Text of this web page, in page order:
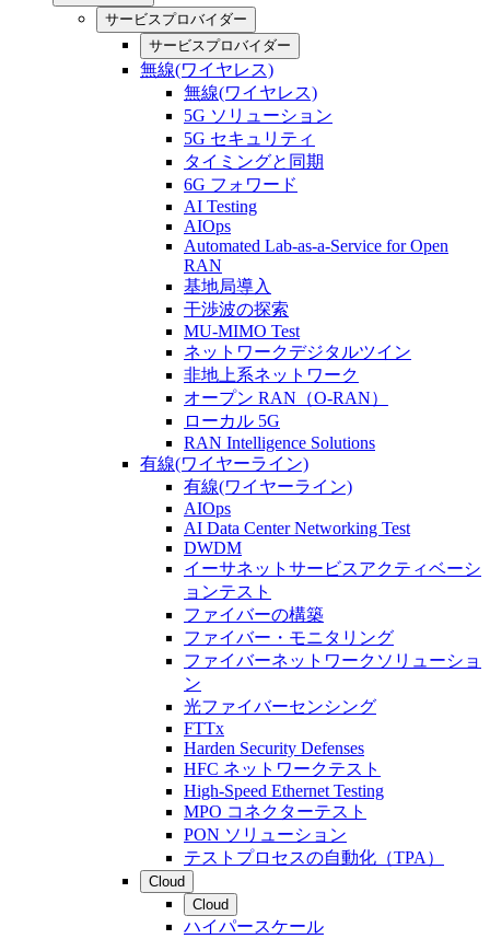
サービスプロバイダー
サービスプロバイダー
無線(ワイヤレス)
無線(ワイヤレス)
5G ソリューション
5G セキュリティ
タイミングと同期
6G フォワード
AI Testing
AIOps
Automated Lab-as-a-Service for Open
RAN
基地局導入
干渉波の探索
MU-MIMO Test
ネットワークデジタルツイン
非地上系ネットワーク
オープン RAN（O-RAN）
ローカル 5G
RAN Intelligence Solutions
有線(ワイヤーライン)
有線(ワイヤーライン)
AIOps
AI Data Center Networking Test
DWDM
イーサネットサービスアクティベーシ
ョンテスト
ファイバーの構築
ファイバー・モニタリング
ファイバーネットワークソリューショ
ン
光ファイバーセンシング
FTTx
Harden Security Defenses
HFC ネットワークテスト
High-Speed Ethernet Testing
MPO コネクターテスト
PON ソリューション
テストプロセスの自動化（TPA）
Cloud
Cloud
ハイパースケール